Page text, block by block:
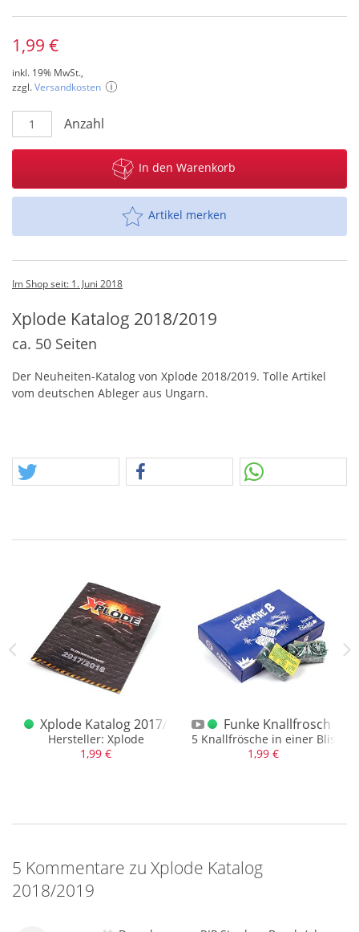
1,99 €
inkl. 19% MwSt.,
zzgl.Versandkosten
Anzahl
In den Warenkorb
Artikel merken
Im Shop seit: 1. Juni 2018
Xplode Katalog 2018/2019
ca. 50 Seiten
Der Neuheiten-Katalog von Xplode 2018/2019. Tolle Artikel
vom deutschen Ableger aus Ungarn.
Xplode Katalog 2017/2018
Hersteller: Xplode
1,99 €
Funke Knallfrosch B
5 Knallfrösche in einer
1,99 €
5 Kommentare zu Xplode Katalog
2018/2019